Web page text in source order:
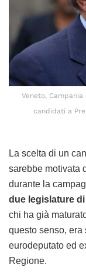
Veneto,
candidati a
La scelta di un
sarebbe motivata
durante la
due legislature
chi ha già
questo senso, era
eurodeputato ed
Regione.